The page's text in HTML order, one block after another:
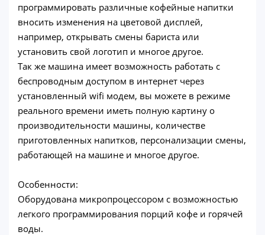
программировать различные кофейные напитки
вносить изменения на цветовой дисплей,
например, открывать смены бариста или
установить свой логотип и многое другое.
Так же машина имеет возможность работать с
беспроводным доступом в интернет через
установленный wifi модем, вы можете в режиме
реального времени иметь полную картину о
производительности машины, количестве
приготовленных напитков, персонализации смены,
работающей на машине и многое другое.
Особенности:
Оборудована микропроцессором с возможностью
легкого программирования порций кофе и горячей
воды.